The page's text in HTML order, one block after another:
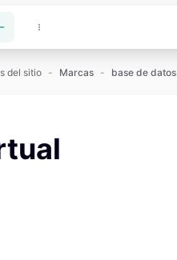
del sitio Marcas base de datos